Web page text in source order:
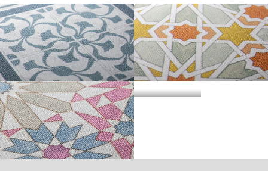
推奨糊は、「プリンテリアボンド」もしくは、「ウォールボンド100」です。
・サイズ
950mm×47m（有効巾900mm・m切売り）
・不燃認定番号
NM-5450
・準不燃認定番号
MFN-3734
| リピートレス商品について |
横のリピートサイズがW900mm以上の商品はリピートレスタイプです。
| 2.使用環境について |
高温、多濯、水漏れの環墳や屋外での使用はお避けください。天井や間接照
明付近など、下地の段差が目立つ場所にご使用になる場合は、ご注意下さ
い。
| 3.柄合わせの必要な商品について |
柄合わせを必要とする商品は、要尺が無地系の商品よりも多くなりますので
材質 普通紙＋ポリ塩化
防
火
性
能
施
工
方
法
直
張
り
不燃材料※① 不燃
不燃石膏ボード※② 不燃
準不燃材料※③
金属板※④
施
工
方
不燃材料※①
DYNASTY